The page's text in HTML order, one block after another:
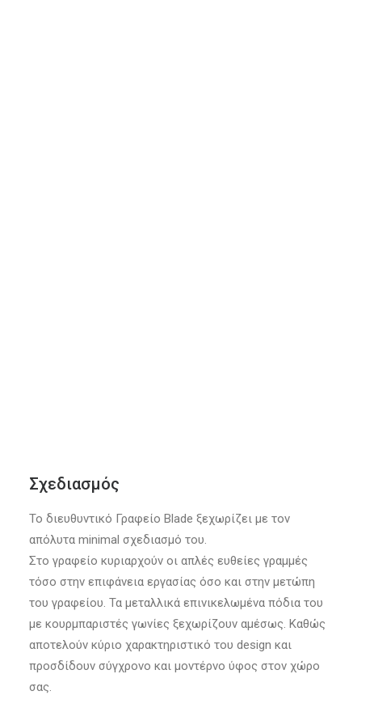
Σχεδιασμός
Το διευθυντικό Γραφείο Blade ξεχωρίζει με τον
απόλυτα minimal σχεδιασμό του.
Στο γραφείο κυριαρχούν οι απλές ευθείες γραμμές
τόσο στην επιφάνεια εργασίας όσο και στην μετώπη
του γραφείου. Τα μεταλλικά επινικελωμένα πόδια του
με κουρμπαριστές γωνίες ξεχωρίζουν αμέσως. Καθώς
αποτελούν κύριο χαρακτηριστικό του design και
προσδίδουν σύγχρονο και μοντέρνο ύφος στον χώρο
σας.